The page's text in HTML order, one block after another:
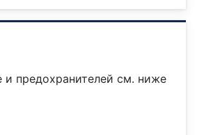
предохранителей см. ниже